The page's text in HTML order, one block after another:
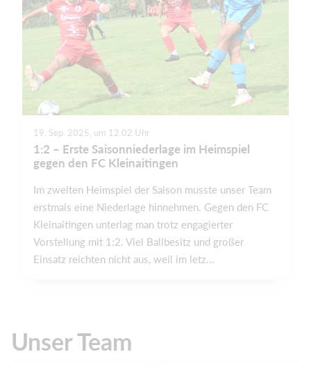
19. Sep. 2025, um 12.02 Uhr
1:2 – Erste Saisonniederlage im Heimspiel
gegen den FC Kleinaitingen
Im zweiten Heimspiel der Saison musste unser Team
erstmals eine Niederlage hinnehmen. Gegen den FC
Kleinaitingen unterlag man trotz engagierter
Vorstellung mit 1:2. Viel Ballbesitz und großer
Einsatz reichten nicht aus, weil im letz...
Unser Team